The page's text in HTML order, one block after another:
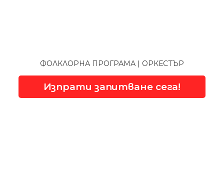
ФОЛКЛОРНА ПРОГРАМА | ОРКЕСТЪР
Изпрати запитване сега!